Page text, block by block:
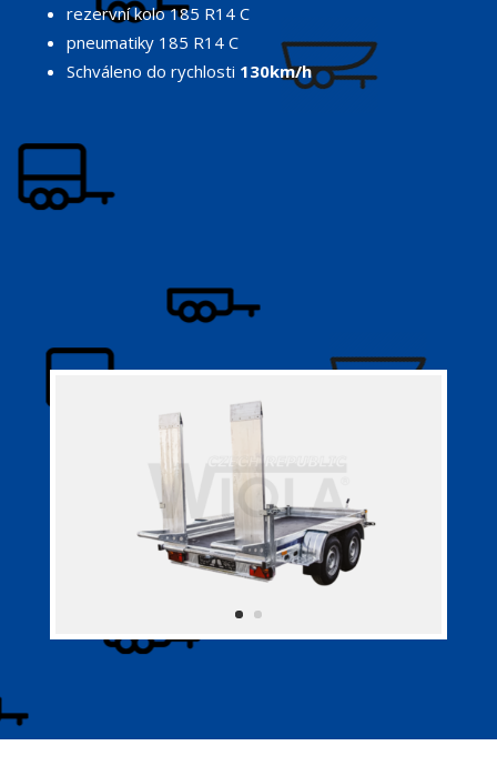
rezervní kolo 185 R14 C
pneumatiky 185 R14 C
Schváleno do rychlosti 130km/h